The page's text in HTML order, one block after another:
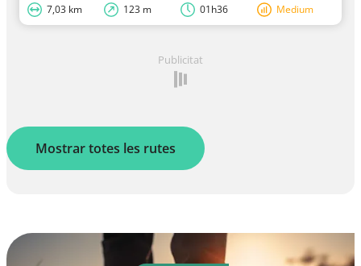
7,03 km 123 m 01h36 Medium
Publicitat
Mostrar totes les rutes